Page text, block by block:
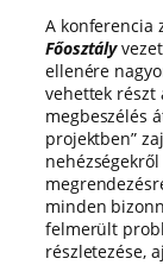
A konferencia
Főosztály
ellenére
vehettek részt
megbeszélés
projektben”
minden
felmerült
részletezése,